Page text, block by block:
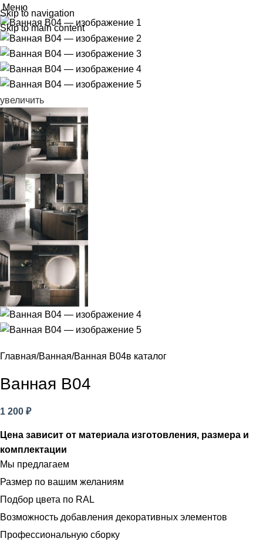
Skip to navigation
Skip to main content
Меню
увеличить
Главная Ванная Ванная В04в каталог
Ванная В04
1 200 ₽
Цена зависит от материала изготовления, размера и
комплектации
Мы предлагаем
Размер по вашим желаниям
Подбор цвета по RAL
Возможность добавления декоративных элементов
Профессиональную сборку